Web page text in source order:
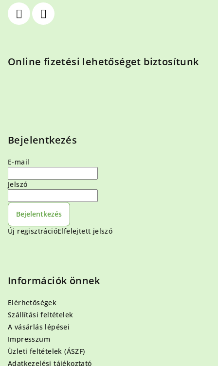
Online fizetési lehetőséget biztosítunk
Bejelentkezés
E-mail
Jelszó
Bejelentkezés
Új regisztrációElfelejtett jelszó
Információk önnek
Elérhetőségek
Szállítási feltételek
A vásárlás lépései
Impresszum
Üzleti feltételek (ÁSZF)
Adatkezelési tájékoztató